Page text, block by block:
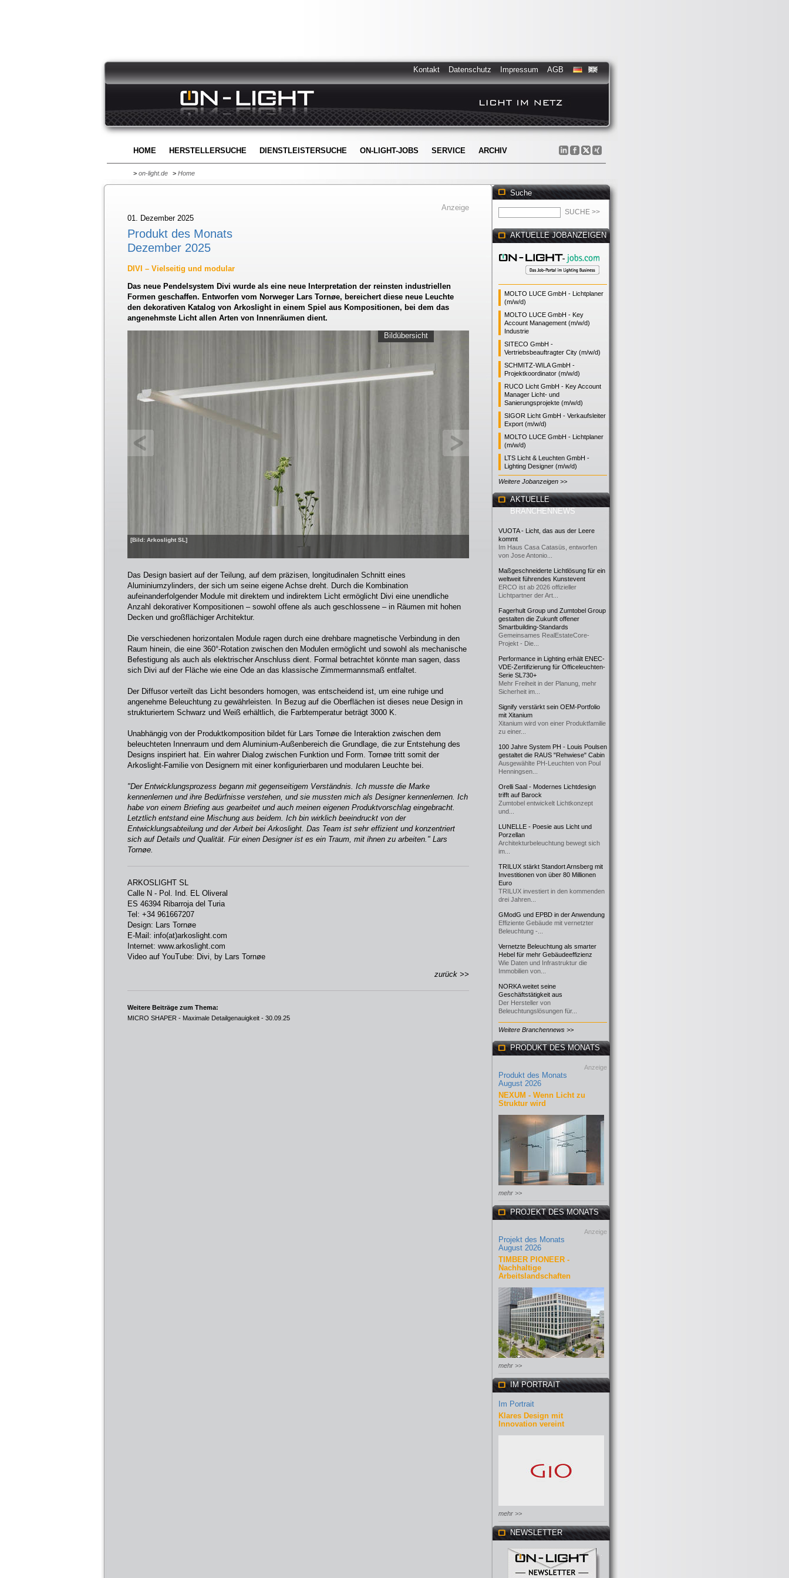
Kontakt Datenschutz Impressum AGB
HOME HERSTELLERSUCHE DIENSTLEISTERSUCHE ON-LIGHT-JOBS SERVICE ARCHIV
> on-light.de > Home
Anzeige
01. Dezember 2025
Produkt des Monats
Dezember 2025
DIVI – Vielseitig und modular
Das neue Pendelsystem Divi wurde als eine neue Interpretation der reinsten industriellen
Formen geschaffen. Entworfen vom Norweger Lars Tornøe, bereichert diese neue Leuchte
den dekorativen Katalog von Arkoslight in einem Spiel aus Kompositionen, bei dem das
angenehmste Licht allen Arten von Innenräumen dient.
[Bild: Arkoslight SL]
Bildübersicht
Das Design basiert auf der Teilung, auf dem präzisen, longitudinalen Schnitt eines
Aluminiumzylinders, der sich um seine eigene Achse dreht. Durch die Kombination
aufeinanderfolgender Module mit direktem und indirektem Licht ermöglicht Divi eine unendliche
Anzahl dekorativer Kompositionen – sowohl offene als auch geschlossene – in Räumen mit hohen
Decken und großflächiger Architektur.
Die verschiedenen horizontalen Module ragen durch eine drehbare magnetische Verbindung in den
Raum hinein, die eine 360°-Rotation zwischen den Modulen ermöglicht und sowohl als mechanische
Befestigung als auch als elektrischer Anschluss dient. Formal betrachtet könnte man sagen, dass
sich Divi auf der Fläche wie eine Ode an das klassische Zimmermannsmaß entfaltet.
Der Diffusor verteilt das Licht besonders homogen, was entscheidend ist, um eine ruhige und
angenehme Beleuchtung zu gewährleisten. In Bezug auf die Oberflächen ist dieses neue Design in
strukturiertem Schwarz und Weiß erhältlich, die Farbtemperatur beträgt 3000 K.
Unabhängig von der Produktkomposition bildet für Lars Tornøe die Interaktion zwischen dem
beleuchteten Innenraum und dem Aluminium-Außenbereich die Grundlage, die zur Entstehung des
Designs inspiriert hat. Ein wahrer Dialog zwischen Funktion und Form. Tornøe tritt somit der
Arkoslight-Familie von Designern mit einer konfigurierbaren und modularen Leuchte bei.
"Der Entwicklungsprozess begann mit gegenseitigem Verständnis. Ich musste die Marke
kennenlernen und ihre Bedürfnisse verstehen, und sie mussten mich als Designer kennenlernen. Ich
habe von einem Briefing aus gearbeitet und auch meinen eigenen Produktvorschlag eingebracht.
Letztlich entstand eine Mischung aus beidem. Ich bin wirklich beeindruckt von der
Entwicklungsabteilung und der Arbeit bei Arkoslight. Das Team ist sehr effizient und konzentriert
sich auf Details und Qualität. Für einen Designer ist es ein Traum, mit ihnen zu arbeiten." Lars
Tornøe.
ARKOSLIGHT SL
Calle N - Pol. Ind. EL Oliveral
ES 46394 Ribarroja del Turia
Tel: +34 961667207
Design: Lars Tornøe
E-Mail: info(at)arkoslight.com
Internet: www.arkoslight.com
Video auf YouTube: Divi, by Lars Tornøe
zurück >>
Weitere Beiträge zum Thema:
MICRO SHAPER - Maximale Detailgenauigkeit - 30.09.25
Suche
AKTUELLE JOBANZEIGEN
MOLTO LUCE GmbH - Lichtplaner
(m/w/d)
MOLTO LUCE GmbH - Key
Account Management (m/w/d)
Industrie
SITECO GmbH -
Vertriebsbeauftragter City (m/w/d)
SCHMITZ-WILA GmbH -
Projektkoordinator (m/w/d)
RUCO Licht GmbH - Key Account
Manager Licht- und
Sanierungsprojekte (m/w/d)
SIGOR Licht GmbH - Verkaufsleiter
Export (m/w/d)
MOLTO LUCE GmbH - Lichtplaner
(m/w/d)
LTS Licht & Leuchten GmbH -
Lighting Designer (m/w/d)
Weitere Jobanzeigen >>
AKTUELLE
BRANCHENNEWS
VUOTA - Licht, das aus der Leere
kommt
Im Haus Casa Catasüs, entworfen
von Jose Antonio...
Maßgeschneiderte Lichtlösung für ein
weltweit führendes Kunstevent
ERCO ist ab 2026 offizieller
Lichtpartner der Art...
Fagerhult Group und Zumtobel Group
gestalten die Zukunft offener
Smartbuilding-Standards
Gemeinsames RealEstateCore-
Projekt - Die...
Performance in Lighting erhält ENEC-
VDE-Zertifizierung für Officeleuchten-
Serie SL730+
Mehr Freiheit in der Planung, mehr
Sicherheit im...
Signify verstärkt sein OEM-Portfolio
mit Xitanium
Xitanium wird von einer Produktfamilie
zu einer...
100 Jahre System PH - Louis Poulsen
gestaltet die RAUS "Rehwiese" Cabin
Ausgewählte PH-Leuchten von Poul
Henningsen...
Orelli Saal - Modernes Lichtdesign
trifft auf Barock
Zumtobel entwickelt Lichtkonzept
und...
LUNELLE - Poesie aus Licht und
Porzellan
Architekturbeleuchtung bewegt sich
im...
TRILUX stärkt Standort Arnsberg mit
Investitionen von über 80 Millionen
Euro
TRILUX investiert in den kommenden
drei Jahren...
GModG und EPBD in der Anwendung
Effiziente Gebäude mit vernetzter
Beleuchtung -...
Vernetzte Beleuchtung als smarter
Hebel für mehr Gebäudeeffizienz
Wie Daten und Infrastruktur die
Immobilien von...
NORKA weitet seine
Geschäftstätigkeit aus
Der Hersteller von
Beleuchtungslösungen für...
Weitere Branchennews >>
PRODUKT DES MONATS
Anzeige
Produkt des Monats
August 2026
NEXUM - Wenn Licht zu
Struktur wird
mehr >>
PROJEKT DES MONATS
Anzeige
Projekt des Monats
August 2026
TIMBER PIONEER -
Nachhaltige
Arbeitslandschaften
mehr >>
IM PORTRAIT
Im Portrait
Klares Design mit
Innovation vereint
mehr >>
NEWSLETTER